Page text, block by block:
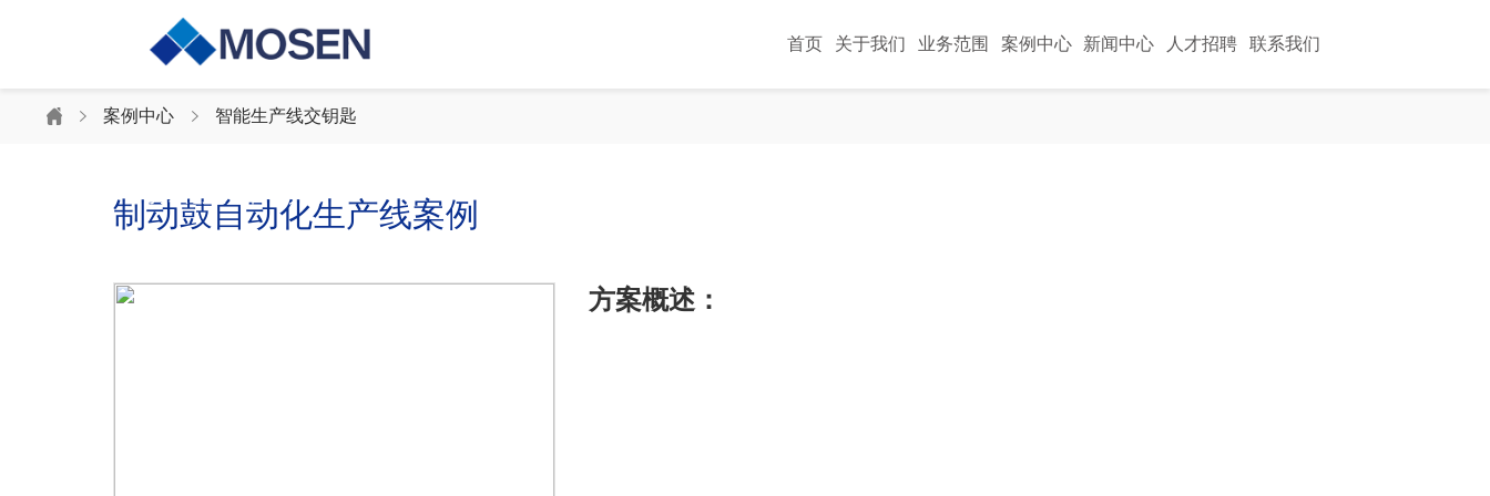
首页 关于我们 业务范围 案例中心 新闻中心 人才招聘 联系我们
案例中心
持续创新，合作共赢
案例中心 智能生产线交钥匙
制动鼓自动化生产线案例
方案概述：